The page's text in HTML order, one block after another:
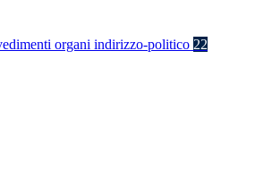
organi indirizzo-politico 22